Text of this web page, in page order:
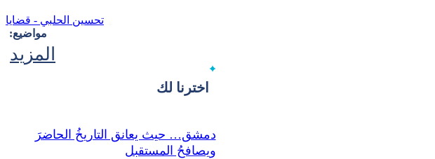
تحسين الحلبي - قضايا
مواضيع:
المزيد
اخترنا لك
دمشق… حيث يعانق التاريخُ الحاضرَ
ويصافحُ المستقبل